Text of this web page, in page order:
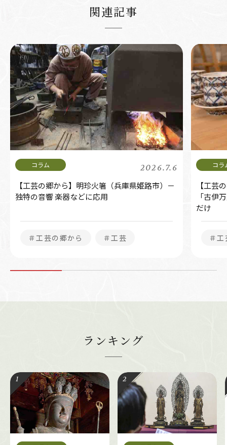
関連記事
2026.7.6
【工芸の郷から】明珍火箸（兵庫県姫路市）－
独特の音響 楽器などに応用
＃工芸の郷から ＃工芸
【工芸
「古伊
だけ
＃
ランキング